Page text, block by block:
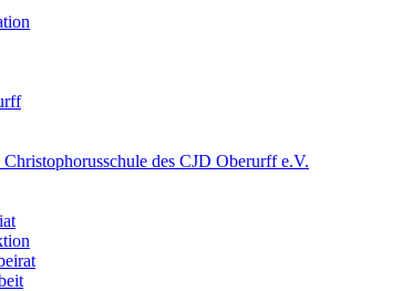
des CJD Oberurff e.V.